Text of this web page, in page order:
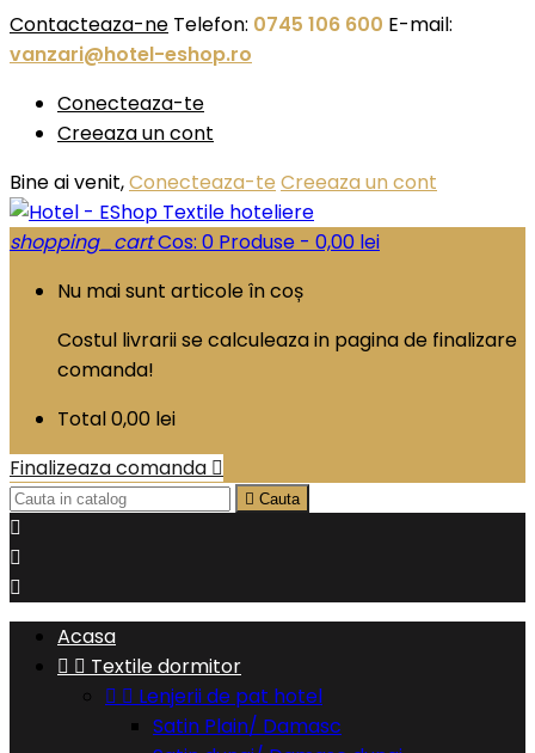
Contacteaza-ne Telefon: 0745 106 600 E-mail:
vanzari@hotel-eshop.ro
Conecteaza-te
Creeaza un cont
Bine ai venit,Conecteaza-te Creeaza un cont
shopping_cartCos: 0 Produse - 0,00 lei
Nu mai sunt articole în coș
Costul livrarii se calculeaza in pagina de finalizare
comanda!
Total0,00 lei
Finalizeaza comanda 
 Cauta



Acasa
  Textile dormitor
  Lenjerii de pat hotel
Satin Plain/ Damasc